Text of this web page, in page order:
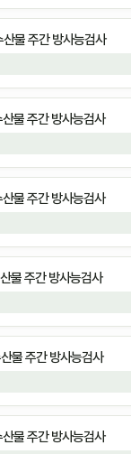
물 주간 방사능검사
물 주간 방사능검사
물 주간 방사능검사
물 주간 방사능검사
물 주간 방사능검사
물 주간 방사능검사